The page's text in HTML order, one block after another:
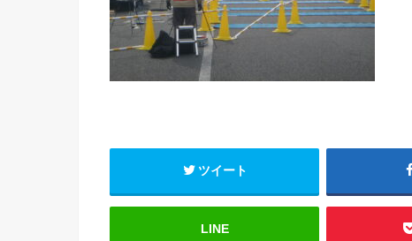
ツイート
LINE